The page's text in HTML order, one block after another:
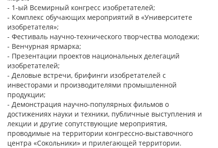
- 1-ый Всемирный конгресс изобретателей;
- Комплекс обучающих мероприятий в «Университете
изобретателя»;
- Фестиваль научно-технического творчества молодежи;
- Венчурная ярмарка;
- Презентации проектов национальных делегаций
изобретателей;
- Деловые встречи, брифинги изобретателей с
инвесторами и производителями промышленной
продукции;
- Демонстрация научно-популярных фильмов о
достижениях науки и техники, публичные выступления и
лекции и другие сопутствующие мероприятия,
проводимые на территории конгрессно-выставочного
центра «Сокольники» и прилегающей территории.